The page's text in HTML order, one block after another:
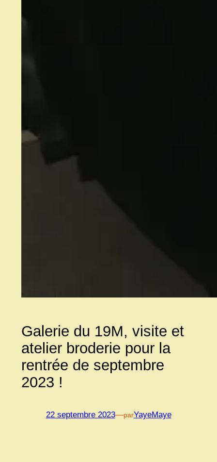
Galerie du 19M, visite et
atelier broderie pour la
rentrée de septembre
2023 !
22 septembre 2023—parYayeMaye